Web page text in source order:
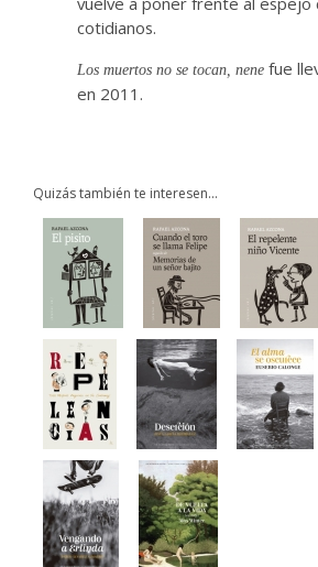
cotidianos.
Los muertos no se tocan, nene fue
en 2011.
Quizás también te interesen...